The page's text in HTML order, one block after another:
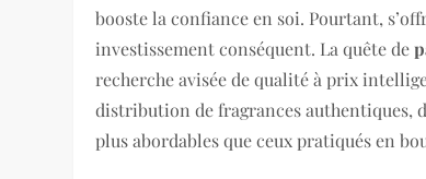
booste la confiance en soi. Pourtant,
investissement conséquent. La quête de
recherche avisée de qualité à prix
distribution de fragrances authentiques,
plus abordables que ceux pratiqués en